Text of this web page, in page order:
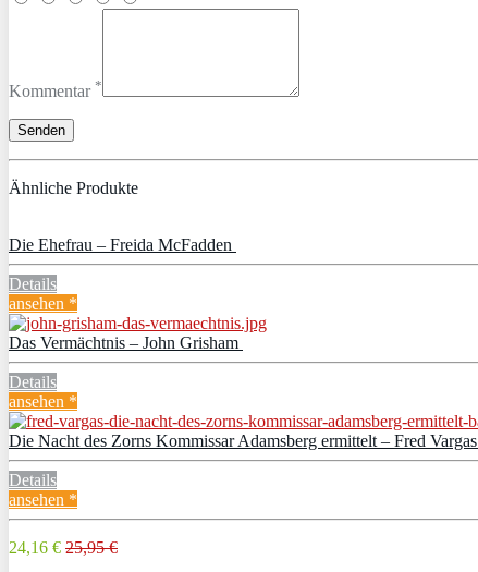
Kommentar *
Ähnliche Produkte
Die Ehefrau – Freida McFadden
Details
ansehen *
Das Vermächtnis – John Grisham
Details
ansehen *
Die Nacht des Zorns Kommissar Adamsberg ermittelt – Fred Vargas
Details
ansehen *
24,16 € 25,95 €